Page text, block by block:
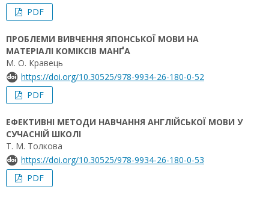
PDF
ПРОБЛЕМИ ВИВЧЕННЯ ЯПОНСЬКОЇ МОВИ НА
МАТЕРІАЛІ КОМІКСІВ МАНҐА
М. О. Кравець
https://doi.org/10.30525/978-9934-26-180-0-52
PDF
ЕФЕКТИВНІ МЕТОДИ НАВЧАННЯ АНГЛІЙСЬКОЇ МОВИ У
СУЧАСНІЙ ШКОЛІ
Т. М. Толкова
https://doi.org/10.30525/978-9934-26-180-0-53
PDF